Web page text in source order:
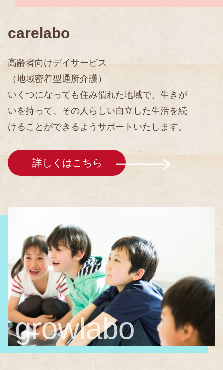
carelabo
高齢者向けデイサービス
（地域密着型通所介護）
いくつになっても住み慣れた地域で、生きが
いを持って、その人らしい自立した生活を続
けることができるようサポートいたします。
詳しくはこちら
growlabo